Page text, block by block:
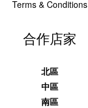
Terms & Conditions
合作店家
北區
中區
南區